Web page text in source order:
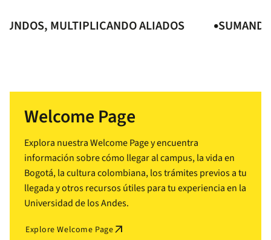
MULTIPLICANDO ALIADOS SUMANDO
Welcome Page
Explora nuestra Welcome Page y encuentra
información sobre cómo llegar al campus, la vida en
Bogotá, la cultura colombiana, los trámites previos a tu
llegada y otros recursos útiles para tu experiencia en la
Universidad de los Andes.
Explore Welcome Pagearrow_outward